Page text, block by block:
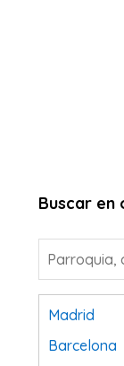
Buscar
Madrid
Barcelona